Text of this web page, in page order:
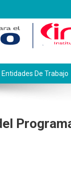
Entidades De Trabajo